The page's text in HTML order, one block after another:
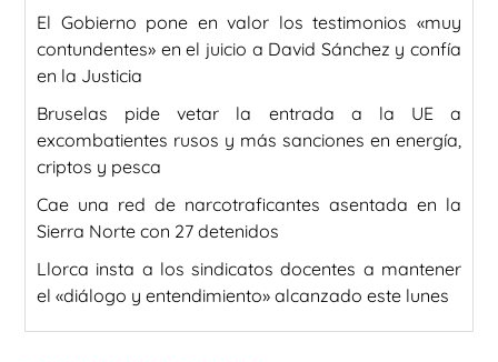
El Gobierno pone en valor los testimonios «muy
contundentes» en el juicio a David Sánchez y confía
en la Justicia
Bruselas pide vetar la entrada a la UE a
excombatientes rusos y más sanciones en energía,
criptos y pesca
Cae una red de narcotraficantes asentada en la
Sierra Norte con 27 detenidos
Llorca insta a los sindicatos docentes a mantener
el «diálogo y entendimiento» alcanzado este lunes